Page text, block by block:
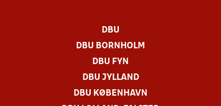
DBU
DBU BORNHOLM
DBU FYN
DBU JYLLAND
DBU KØBENHAVN